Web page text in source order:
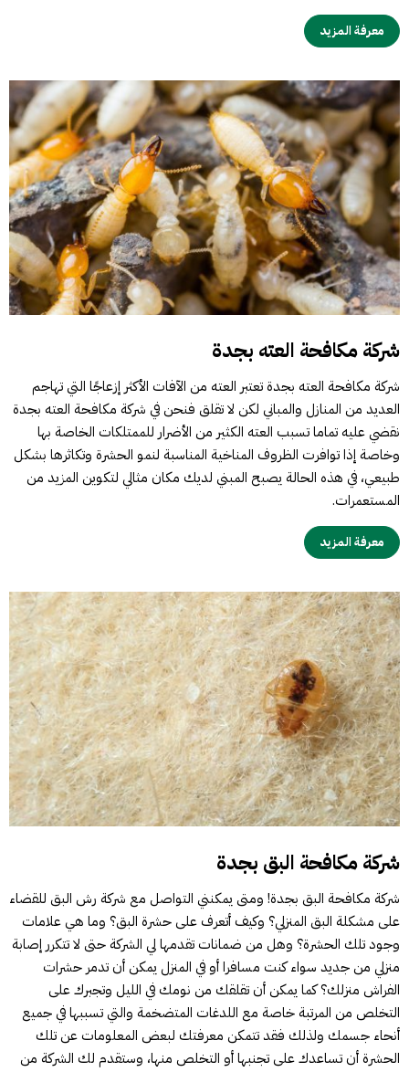
معرفة المزيد
شركة مكافحة العته بجدة
شركة مكافحة العته بجدة تعتبر العته من الآفات الأكثر إزعاجًا التي تهاجم
العديد من المنازل والمباني لكن لا تقلق فنحن في شركة مكافحة العته بجدة
نقضي عليه تماما تسبب العته الكثير من الأضرار للممتلكات الخاصة بها
وخاصة إذا توافرت الظروف المناخية المناسبة لنمو الحشرة وتكاثرها بشكل
طبيعي، في هذه الحالة يصبح المبني لديك مكان مثالي لتكوين المزيد من
المستعمرات.
معرفة المزيد
شركة مكافحة البق بجدة
شركة مكافحة البق بجدة! ومتى يمكنني التواصل مع شركة رش البق للقضاء
على مشكلة البق المنزلي؟ وكيف أتعرف على حشرة البق؟ وما هي علامات
وجود تلك الحشرة؟ وهل من ضمانات تقدمها لي الشركة حتى لا تتكرر إصابة
منزلي من جديد سواء كنت مسافرا أو في المنزل يمكن أن تدمر حشرات
الفراش منزلك؟ كما يمكن أن تقلقك من نومك في الليل وتجبرك على
التخلص من المرتبة خاصة مع اللدغات المتضخمة والتي تسببها في جميع
أنحاء جسمك ولذلك فقد تتمكن معرفتك لبعض المعلومات عن تلك
الحشرة أن تساعدك على تجنبها أو التخلص منها، وستقدم لك الشركة من